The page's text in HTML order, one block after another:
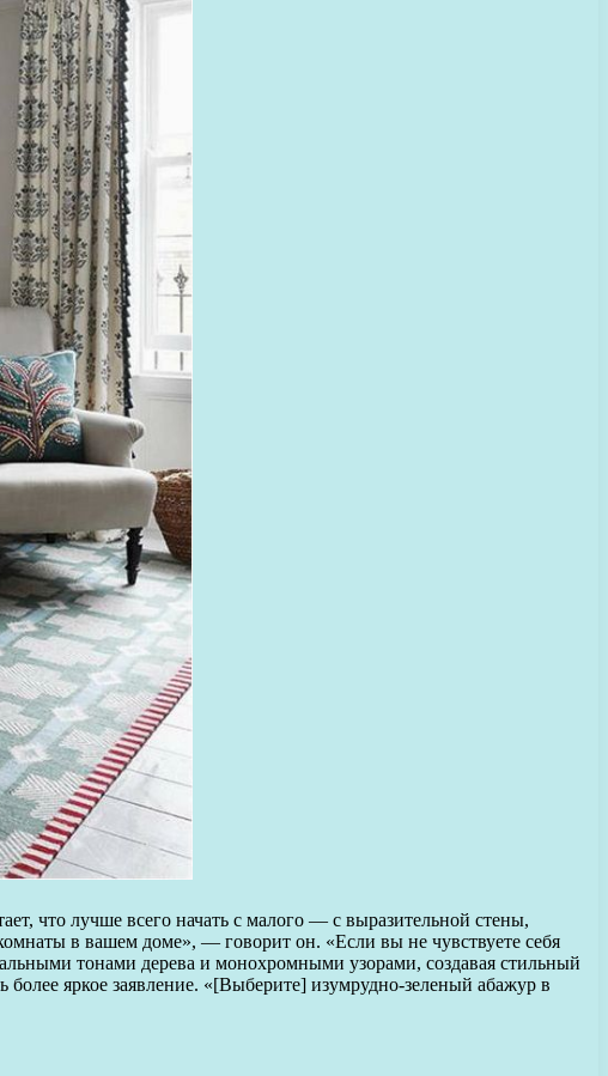
что лучше всего начать с малого — с выразительной стены,
в вашем доме», — говорит он. «Если вы не чувствуете себя
тонами дерева и монохромными узорами, создавая стильный
яркое заявление. «[Выберите] изумрудно-зеленый абажур в